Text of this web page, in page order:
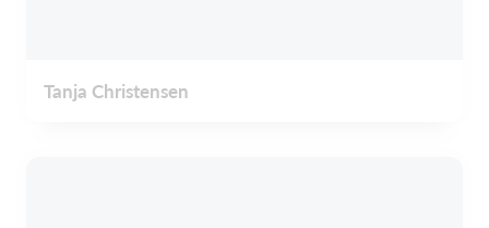
Tanja Christensen